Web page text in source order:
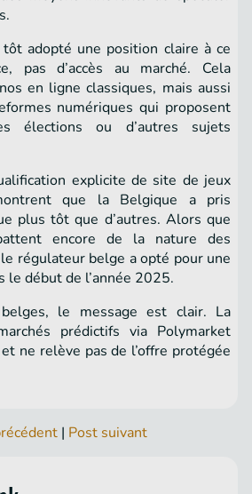
adopté une position claire à ce
pas d’accès au marché. Cela
en ligne classiques, mais aussi
numériques qui proposent
élections ou d’autres sujets
explicite de site de jeux
que la Belgique a pris
plus tôt que d’autres. Alors que
encore de la nature des
régulateur belge a opté pour une
le début de l’année 2025.
le message est clair. La
prédictifs via Polymarket
ne relève pas de l’offre protégée
| Post suivant